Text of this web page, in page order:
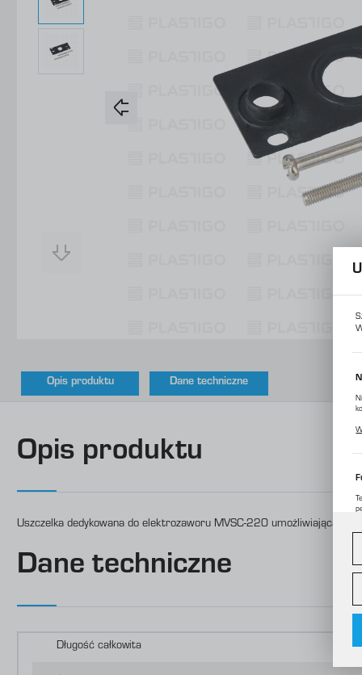
Konstrukcje Specjalne
Obsługa Form
Konstrukcje Specjalne
Opis produktu Dane techniczne
Opis produktu
Uszczelka dedykowana do elektrozaworu MVSC-220 umożliwiająca
Dane techniczne
Długość całkowita